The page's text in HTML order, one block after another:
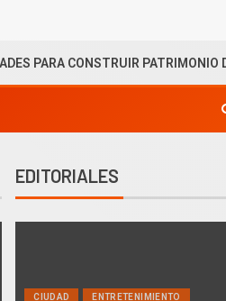
PATRIMONIO DESDE LA
EDITORIALES
CIUDAD ENTRETENIMIENTO